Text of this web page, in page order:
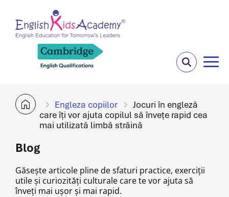
Engleza copiilor
Jocuri în engleză
care îți vor ajuta copilul să învețe rapid cea
mai utilizată limbă străină
Blog
Găsește articole pline de sfaturi practice, exerciții
utile și curiozități culturale care te vor ajuta să
înveți mai ușor și mai rapid.